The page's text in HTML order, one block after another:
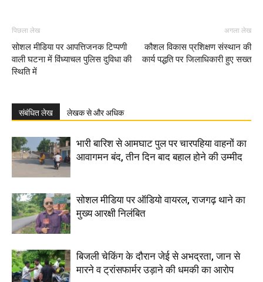
पिछला लेख
सोशल मीडिया पर आपत्तिजनक टिप्पणी
वाली घटना में विंध्याचल पुलिस दुविधा की
स्थिति में
अगला लेख
कौशल विकास प्रशिक्षण संस्थान की
कार्य पद्धति पर जिलाधिकारी हुए सख्त
संबंधित लेख लेखक से और अधिक
भारी बारिश से आमघाट पुल पर चारपहिया वाहनों का
आवागमन बंद, तीन दिन बाद बहाल होने की उम्मीद
सोशल मीडिया पर ऑडियो वायरल, राजगढ़ थाने का
मुख्य आरक्षी निलंबित
बिजली चेकिंग के दौरान जेई से अभद्रता, जान से
मारने व ट्रांसफार्मर उड़ाने की धमकी का आरोप